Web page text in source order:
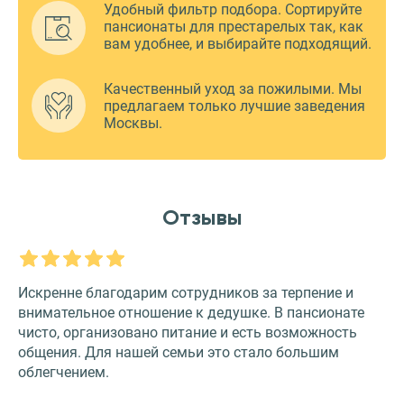
Удобный фильтр подбора. Сортируйте
пансионаты для престарелых так, как
вам удобнее, и выбирайте подходящий.
Качественный уход за пожилыми. Мы
предлагаем только лучшие заведения
Москвы.
Отзывы
Искренне благодарим сотрудников за терпение и
внимательное отношение к дедушке. В пансионате
чисто, организовано питание и есть возможность
общения. Для нашей семьи это стало большим
облегчением.